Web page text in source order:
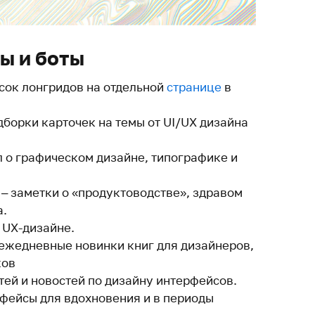
и боты
лонгридов на отдельной странице в
карточек на темы от UI/UX дизайна
о графическом дизайне, типографике и
заметки о «продуктоводстве», здравом
дизайне.
новинки книг для дизайнеров,
и новостей по дизайну интерфейсов.
для вдохновения и в периоды